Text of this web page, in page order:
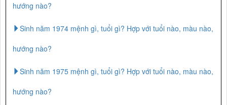
hướng nào?
Sinh năm 1974 mệnh gì, tuổi gì? Hợp với tuổi nào, màu nào,
hướng nào?
Sinh năm 1975 mệnh gì, tuổi gì? Hợp với tuổi nào, màu nào,
hướng nào?